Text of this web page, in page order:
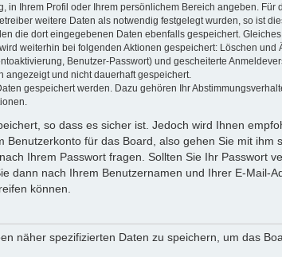
Ihrem Profil oder Ihrem persönlichem Bereich angeben.
weitere Daten als notwendig festgelegt wurden, so ist
die dort eingegebenen Daten ebenfalls gespeichert.
weiterhin bei folgenden Aktionen gespeichert: Löschen
Benutzer-Passwort) und gescheiterte
angezeigt und nicht dauerhaft gespeichert.
gespeichert werden. Dazu gehören Ihr
so dass es sicher ist. Jedoch wird Ihnen
für das Board, also gehen Sie mit
Ihrem Passwort fragen. Sollten Sie Ihr Passwort
dann nach Ihrem Benutzernamen und Ihrer E-Mail-
können.
näher spezifizierten Daten zu speichern, um das